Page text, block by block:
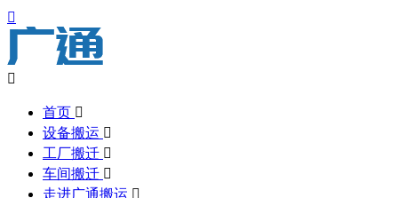


首页 
设备搬运 
工厂搬迁 
车间搬迁 
走进广通搬运 